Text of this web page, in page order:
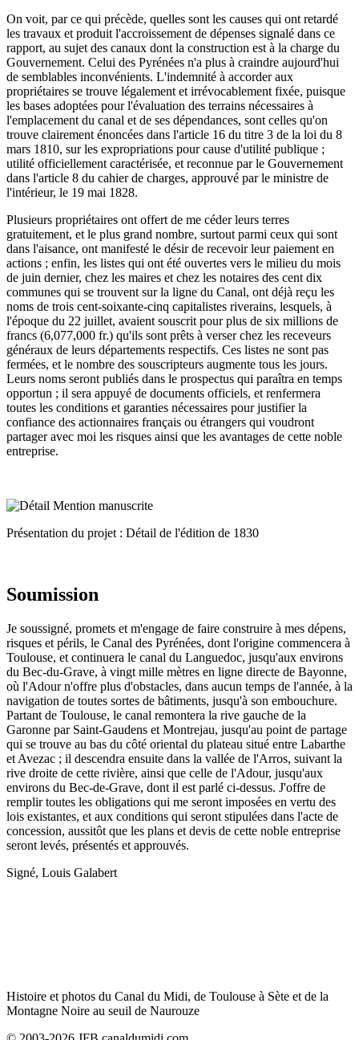
On voit, par ce qui précède, quelles sont les causes qui ont retardé
les travaux et produit l'accroissement de dépenses signalé dans ce
rapport, au sujet des canaux dont la construction est à la charge du
Gouvernement. Celui des Pyrénées n'a plus à craindre aujourd'hui
de semblables inconvénients. L'indemnité à accorder aux
propriétaires se trouve légalement et irrévocablement fixée, puisque
les bases adoptées pour l'évaluation des terrains nécessaires à
l'emplacement du canal et de ses dépendances, sont celles qu'on
trouve clairement énoncées dans l'article 16 du titre 3 de la loi du 8
mars 1810, sur les expropriations pour cause d'utilité publique ;
utilité officiellement caractérisée, et reconnue par le Gouvernement
dans l'article 8 du cahier de charges, approuvé par le ministre de
l'intérieur, le 19 mai 1828.
Plusieurs propriétaires ont offert de me céder leurs terres
gratuitement, et le plus grand nombre, surtout parmi ceux qui sont
dans l'aisance, ont manifesté le désir de recevoir leur paiement en
actions ; enfin, les listes qui ont été ouvertes vers le milieu du mois
de juin dernier, chez les maires et chez les notaires des cent dix
communes qui se trouvent sur la ligne du Canal, ont déjà reçu les
noms de trois cent-soixante-cinq capitalistes riverains, lesquels, à
l'époque du 22 juillet, avaient souscrit pour plus de six millions de
francs (6,077,000 fr.) qu'ils sont prêts à verser chez les receveurs
généraux de leurs départements respectifs. Ces listes ne sont pas
fermées, et le nombre des souscripteurs augmente tous les jours.
Leurs noms seront publiés dans le prospectus qui paraîtra en temps
opportun ; il sera appuyé de documents officiels, et renfermera
toutes les conditions et garanties nécessaires pour justifier la
confiance des actionnaires français ou étrangers qui voudront
partager avec moi les risques ainsi que les avantages de cette noble
entreprise.
Présentation du projet : Détail de l'édition de 1830
Soumission
Je soussigné, promets et m'engage de faire construire à mes dépens,
risques et périls, le Canal des Pyrénées, dont l'origine commencera à
Toulouse, et continuera le canal du Languedoc, jusqu'aux environs
du Bec-du-Grave, à vingt mille mètres en ligne directe de Bayonne,
où l'Adour n'offre plus d'obstacles, dans aucun temps de l'année, à la
navigation de toutes sortes de bâtiments, jusqu'à son embouchure.
Partant de Toulouse, le canal remontera la rive gauche de la
Garonne par Saint-Gaudens et Montrejau, jusqu'au point de partage
qui se trouve au bas du côté oriental du plateau situé entre Labarthe
et Avezac ; il descendra ensuite dans la vallée de l'Arros, suivant la
rive droite de cette rivière, ainsi que celle de l'Adour, jusqu'aux
environs du Bec-de-Grave, dont il est parlé ci-dessus. J'offre de
remplir toutes les obligations qui me seront imposées en vertu des
lois existantes, et aux conditions qui seront stipulées dans l'acte de
concession, aussitôt que les plans et devis de cette noble entreprise
seront levés, présentés et approuvés.
Signé, Louis Galabert
Histoire et photos du Canal du Midi, de Toulouse à Sète et de la
Montagne Noire au seuil de Naurouze